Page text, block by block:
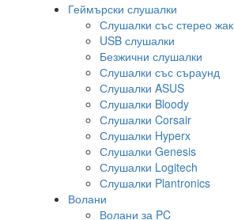
Геймърски слушалки
Слушалки със стерео жак
USB слушалки
Безжични слушалки
Слушалки със съраунд
Слушалки ASUS
Слушалки Bloody
Слушалки Corsair
Слушалки Hyperx
Слушалки Genesis
Слушалки Logitech
Слушалки Plantronics
Волани
Волани за PC